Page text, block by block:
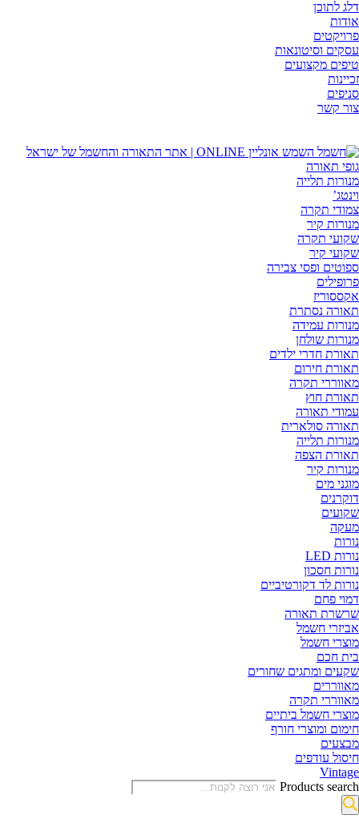
דלג לתוכן
אודות
פרויקטים
עסקים וסיטונאות
טיפים מקצועים
זכיינות
סניפים
צור קשר
גופי תאורה
מנורות תלייה
וינטג’
צמודי תקרה
מנורות קיר
שקועי תקרה
שקועי קיר
ספוטים ופסי צבירה
פרופילים
אקססוריז
תאורה נסתרת
מנורות עמידה
מנורות שולחן
תאורת חדרי ילדים
תאורת חירום
מאווררי תקרה
תאורת חוץ
עמודי תאורה
תאורה סולארית
מנורות תלייה
תאורת הצפה
מנורות קיר
מוגני מים
דוקרנים
שקועים
מעקה
נורות
נורות LED
נורות חסכון
נורות לד דקורטיביים
דמוי פחם
שרשרת תאורה
אביזרי חשמל
מוצרי חשמל
בית חכם
שקעים ומתגים שחורים
מאווררים
מאווררי תקרה
מוצרי חשמל ביתיים
חימום ומוצרי חורף
מבצעים
חיסול עודפים
Vintage
Products search